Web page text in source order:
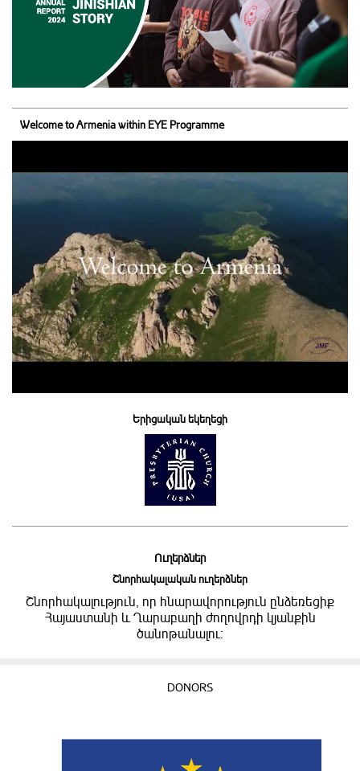
Welcome to Armenia within EYE Programme
Երիցական եկեղեցի
Ուղերձներ
Շնորհակալական ուղերձներ
Շնորհակալություն, որ հնարավորություն ընձեռեցիք
Հայաստանի և Ղարաբաղի ժողովրդի կյանքին
ծանոթանալու:
DONORS